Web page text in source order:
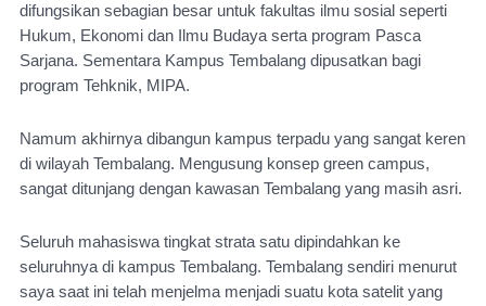
difungsikan sebagian besar untuk fakultas ilmu sosial seperti
Hukum, Ekonomi dan Ilmu Budaya serta program Pasca
Sarjana. Sementara Kampus Tembalang dipusatkan bagi
program Tehknik, MIPA.
Namum akhirnya dibangun kampus terpadu yang sangat keren
di wilayah Tembalang. Mengusung konsep green campus,
sangat ditunjang dengan kawasan Tembalang yang masih asri.
Seluruh mahasiswa tingkat strata satu dipindahkan ke
seluruhnya di kampus Tembalang. Tembalang sendiri menurut
saya saat ini telah menjelma menjadi suatu kota satelit yang